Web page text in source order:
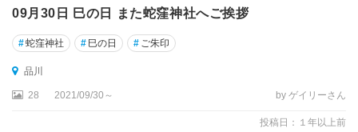
宿
高
田
09月30日 巳の日 また蛇窪神社へご挨拶
#蛇窪神社 # 巳の日 # ご朱印
品川
28 2021/09/30～ by ゲイリーさん
投稿日：１年以上前